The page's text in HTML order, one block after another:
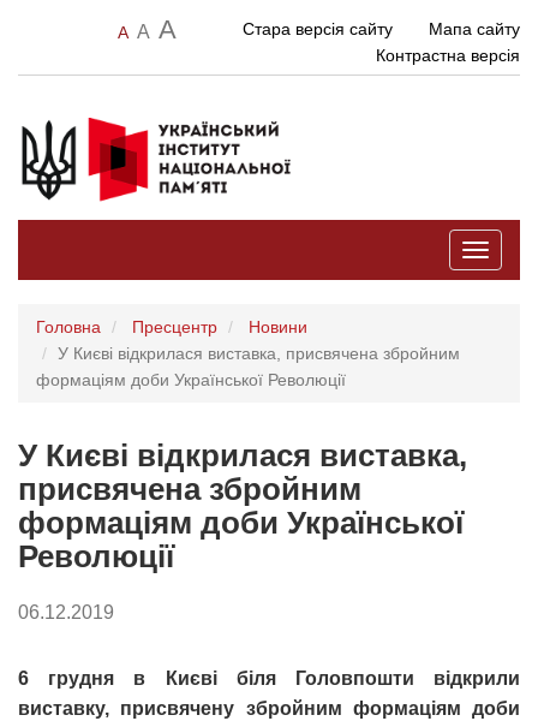
A A A Стара версія сайту
Мапа сайту
Контрастна версія
Toggle
Головна Пресцентр
Новини
У Києві відкрилася виставка, присвячена збройним
формаціям доби Української Революції
У Києві відкрилася виставка,
присвячена збройним
формаціям доби Української
Революції
06.12.2019
6 грудня в Києві біля Головпошти відкрили
виставку, присвячену збройним формаціям доби